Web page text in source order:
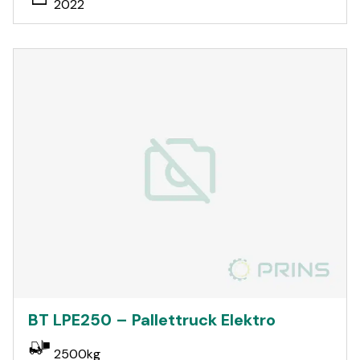
2022
BT LPE250 – Pallettruck Elektro
2500kg